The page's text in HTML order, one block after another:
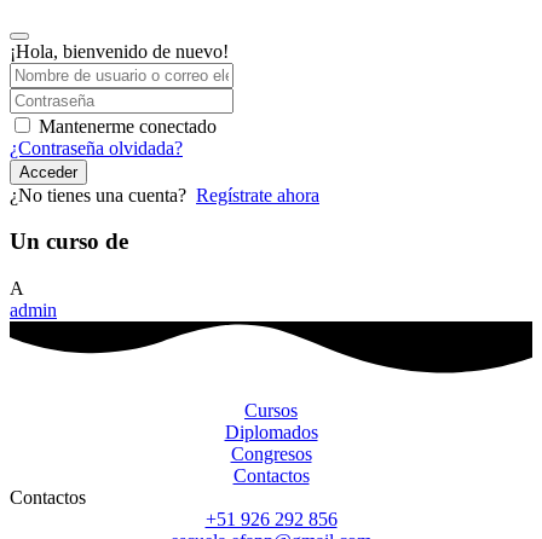
¡Hola, bienvenido de nuevo!
Mantenerme conectado
¿Contraseña olvidada?
Acceder
¿No tienes una cuenta? Regístrate ahora
Un curso de
A
admin
Cursos
Diplomados
Congresos
Contactos
Contactos
+51 926 292 856